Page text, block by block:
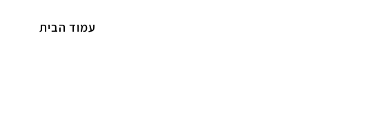
עמוד הבית